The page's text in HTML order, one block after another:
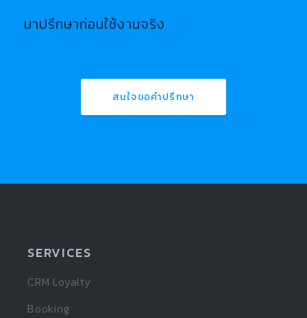
มาปรึกษาก่อนใช้งานจริง
สนใจขอคำปรึกษา
SERVICES
CRM Loyalty
Booking